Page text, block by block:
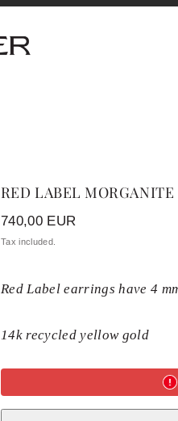
RED LABEL MORGANITE
Regular
price
740,00 EUR
Tax included.
Red Label earrings have 4
14k recycled yellow gold